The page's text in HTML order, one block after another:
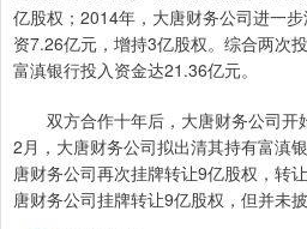
亿股权；2014年，大唐财务公司进一
资7.26亿元，增持3亿股权。综合两次
富滇银行投入资金达21.36亿元。
双方合作十年后，大唐财务公司开
2月，大唐财务公司拟出清其持有富滇
唐财务公司再次挂牌转让9亿股权，转
唐财务公司挂牌转让9亿股权，但并未披